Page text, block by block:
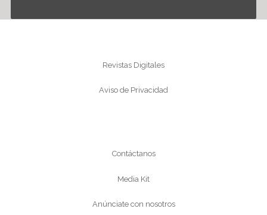
Revistas Digitales
Aviso de Privacidad
Contáctanos
Media Kit
Anúnciate con nosotros